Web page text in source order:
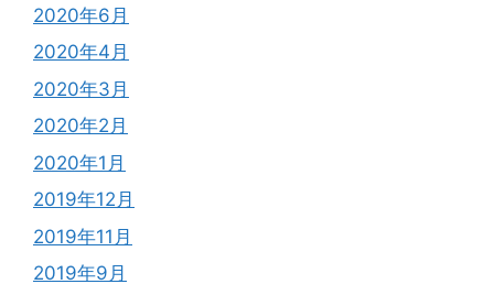
2020年6月
2020年4月
2020年3月
2020年2月
2020年1月
2019年12月
2019年11月
2019年9月